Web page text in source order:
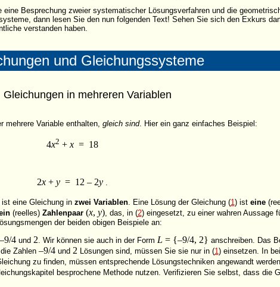
Besprechung zweier systematischer Lösungsverfahren und die
dann lesen Sie den nun folgenden Text! Sehen Sie sich den Exkurs
verstanden haben.
und Gleichungssysteme
Gleichungen in mehreren Variablen
mehrere Variable enthalten, gleich sind. Hier ein ganz einfaches Beispiel:
4x2 + x = 18
2x + y = 12 – 2y .
ist eine Gleichung in zwei Variablen. Eine Lösung der Gleichung (1) ist eine
(reelles) Zahlenpaar (x, y), das, in (2) eingesetzt, zu einer wahren Aussage
der beiden obigen Beispiele an:
–9/4und 2. Wir können sie auch in der Form L = {–9/4, 2} anschreiben. Das
Zahlen –9/4und 2Lösungen sind, müssen Sie sie nur in (1) einsetzen. In
zu finden, müssen entsprechende Lösungstechniken angewandt
besprochene Methode nutzen. Verifizieren Sie selbst, dass die